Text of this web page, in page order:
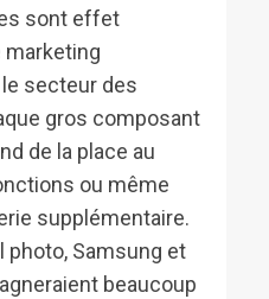
sont effet
marketing
secteur des
gros composant
de la place au
ou même
supplémentaire.
photo, Samsung et
beaucoup